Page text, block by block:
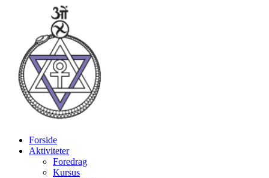
Forside
Aktiviteter
Foredrag
Kursus